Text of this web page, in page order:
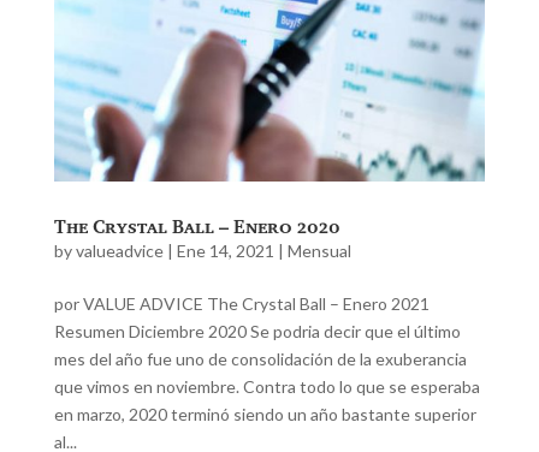
The Crystal Ball – Enero 2020
byvalueadvice| Ene 14, 2021 Mensual
por VALUE ADVICE The Crystal Ball – Enero 2021
Resumen Diciembre 2020 Se podria decir que el último
mes del año fue uno de consolidación de la exuberancia
que vimos en noviembre. Contra todo lo que se esperaba
en marzo, 2020 terminó siendo un año bastante superior
al...